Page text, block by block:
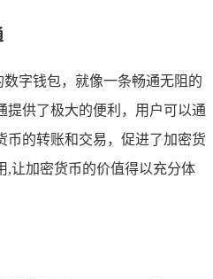
数字钱包，就像一条畅通无阻的
提供了极大的便利，用户可以通
币的转账和交易，促进了加密货
,让加密货币的价值得以充分体